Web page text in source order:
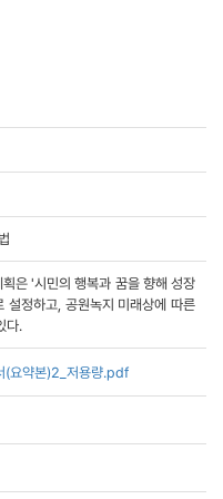
은 '시민의 행복과 꿈을 향해 성장
설정하고, 공원녹지 미래상에 따른
다.
(요약본)2_저용량.pdf